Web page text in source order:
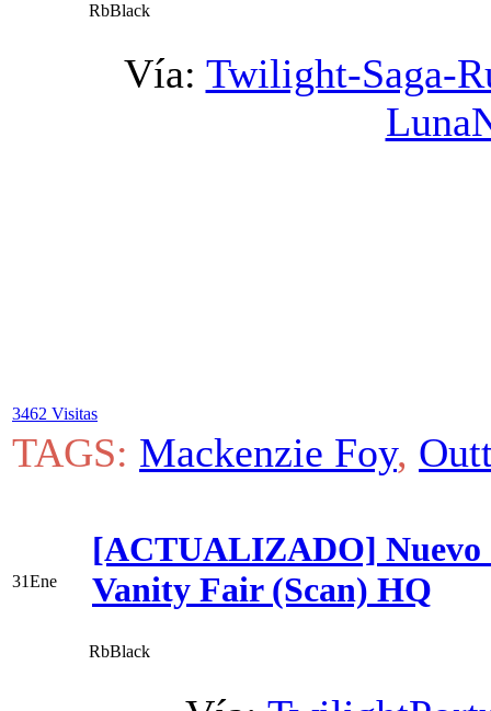
RbBlack
Vía: Twilight-Saga-
3462 Visitas
TAGS: Mackenzie Foy,
31Ene
[ACTUALIZADO] Nuevo
Vanity Fair (Scan) HQ
RbBlack